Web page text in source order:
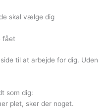
skal vælge dig
fået
til at arbejde for dig. Uden
som dig:
plet, sker der noget.